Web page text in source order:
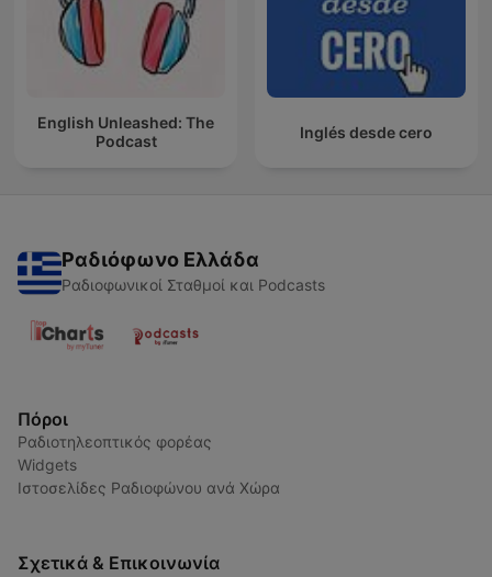
English Unleashed: The
Podcast
Inglés desde cero
Ραδιόφωνο Ελλάδα
Ραδιοφωνικοί Σταθμοί και Podcasts
Πόροι
Ραδιοτηλεοπτικός φορέας
Widgets
Ιστοσελίδες Ραδιοφώνου ανά Χώρα
Σχετικά & Επικοινωνία